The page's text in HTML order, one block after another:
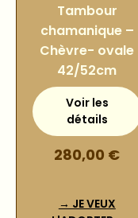
Tambour
chamanique –
Chèvre- ovale
42/52cm
280,00 €